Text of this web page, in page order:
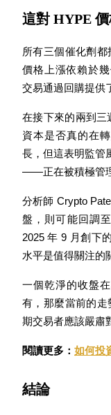
輕鬆獲得多重福
借貸數字貨幣
這對 HYPE
所有三個催化劑
價格上漲依賴於
交易通過回購提供
在接下來的兩到三
資本是否真的在
長，但這表明監
——正在被積極管
分析師 Crypto
盤，則可能回調
2025 年 9 月創下
水平是值得關注的
一個乾淨的收盤
有，那麼當前的走
期交易者應該嚴肅
閱讀更多： 如何投
結論